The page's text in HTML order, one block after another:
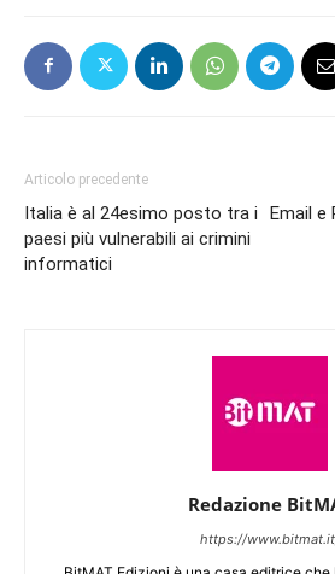
Articolo precedente
Italia è al 24esimo posto tra i
paesi più vulnerabili ai crimini
informatici
Email e
Redazione
https://